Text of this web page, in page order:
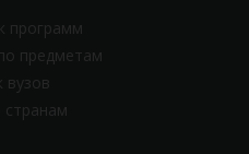
программ
предметам
вузов
странам